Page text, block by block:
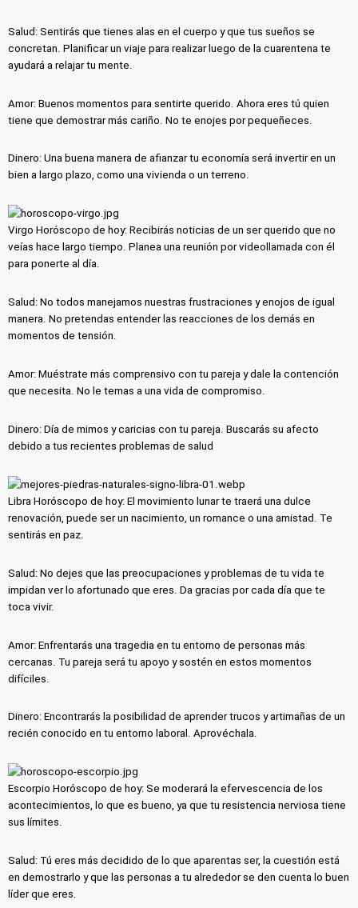
Salud: Sentirás que tienes alas en el cuerpo y que tus sueños se
concretan. Planificar un viaje para realizar luego de la cuarentena te
ayudará a relajar tu mente.
Amor: Buenos momentos para sentirte querido. Ahora eres tú quien
tiene que demostrar más cariño. No te enojes por pequeñeces.
Dinero: Una buena manera de afianzar tu economía será invertir en un
bien a largo plazo, como una vivienda o un terreno.
Virgo Horóscopo de hoy: Recibirás noticias de un ser querido que no
veías hace largo tiempo. Planea una reunión por videollamada con él
para ponerte al día.
Salud: No todos manejamos nuestras frustraciones y enojos de igual
manera. No pretendas entender las reacciones de los demás en
momentos de tensión.
Amor: Muéstrate más comprensivo con tu pareja y dale la contención
que necesita. No le temas a una vida de compromiso.
Dinero: Día de mimos y caricias con tu pareja. Buscarás su afecto
debido a tus recientes problemas de salud
Libra Horóscopo de hoy: El movimiento lunar te traerá una dulce
renovación, puede ser un nacimiento, un romance o una amistad. Te
sentirás en paz.
Salud: No dejes que las preocupaciones y problemas de tu vida te
impidan ver lo afortunado que eres. Da gracias por cada día que te
toca vivir.
Amor: Enfrentarás una tragedia en tu entorno de personas más
cercanas. Tu pareja será tu apoyo y sostén en estos momentos
difíciles.
Dinero: Encontrarás la posibilidad de aprender trucos y artimañas de un
recién conocido en tu entorno laboral. Aprovéchala.
Escorpio Horóscopo de hoy: Se moderará la efervescencia de los
acontecimientos, lo que es bueno, ya que tu resistencia nerviosa tiene
sus límites.
Salud: Tú eres más decidido de lo que aparentas ser, la cuestión está
en demostrarlo y que las personas a tu alrededor se den cuenta lo buen
líder que eres.